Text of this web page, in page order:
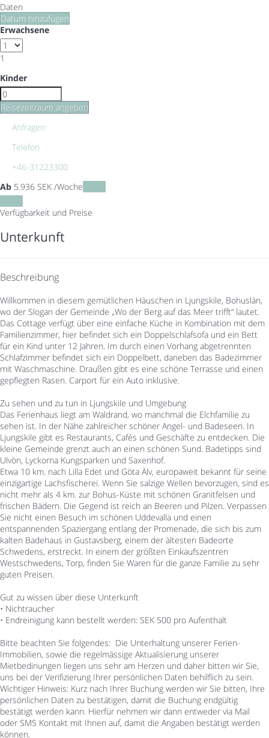
Daten
Datum hinzufügen
Erwachsene
1
Kinder
Reisezeitraum angeben
Anfragen
Telefon
+46-31223300
Ab 5.936 SEK /Woche
Verfügbarkeit und Preise
Unterkunft
Beschreibung
Willkommen in diesem gemütlichen Häuschen in Ljungskile, Bohuslän,
wo der Slogan der Gemeinde „Wo der Berg auf das Meer trifft“ lautet.
Das Cottage verfügt über eine einfache Küche in Kombination mit dem
Familienzimmer, hier befindet sich ein Doppelschlafsofa und ein Bett
für ein Kind unter 12 Jahren. Im durch einen Vorhang abgetrennten
Schlafzimmer befindet sich ein Doppelbett, daneben das Badezimmer
mit Waschmaschine. Draußen gibt es eine schöne Terrasse und einen
gepflegten Rasen. Carport für ein Auto inklusive.
Zu sehen und zu tun in Ljungskile und Umgebung
Das Ferienhaus liegt am Waldrand, wo manchmal die Elchfamilie zu
sehen ist. In der Nähe zahlreicher schöner Angel- und Badeseen. In
Ljungskile gibt es Restaurants, Cafés und Geschäfte zu entdecken. Die
kleine Gemeinde grenzt auch an einen schönen Sund. Badetipps sind
Ulvön, Lyckorna Kungsparken und Saxenhof.
Etwa 10 km. nach Lilla Edet und Göta Älv, europaweit bekannt für seine
einzigartige Lachsfischerei. Wenn Sie salzige Wellen bevorzugen, sind es
nicht mehr als 4 km. zur Bohus-Küste mit schönen Granitfelsen und
frischen Bädern. Die Gegend ist reich an Beeren und Pilzen. Verpassen
Sie nicht einen Besuch im schönen Uddevalla und einen
entspannenden Spaziergang entlang der Promenade, die sich bis zum
kalten Badehaus in Gustavsberg, einem der ältesten Badeorte
Schwedens, erstreckt. In einem der größten Einkaufszentren
Westschwedens, Torp, finden Sie Waren für die ganze Familie zu sehr
guten Preisen.
Gut zu wissen über diese Unterkunft
• Nichtraucher
• Endreinigung kann bestellt werden: SEK 500 pro Aufenthalt
Bitte beachten Sie folgendes: Die Unterhaltung unserer Ferien-
Immobilien, sowie die regelmässige Aktualisierung unserer
Mietbedinungen liegen uns sehr am Herzen und daher bitten wir Sie,
uns bei der Verifizierung Ihrer persönlichen Daten behilflich zu sein.
Wichtiger Hinweis: Kurz nach Ihrer Buchung werden wir Sie bitten, Ihre
persönlichen Daten zu bestätigen, damit die Buchung endgültig
bestätigt werden kann. Hierfür nehmen wir dann entweder via Mail
oder SMS Kontakt mit Ihnen auf, damit die Angaben bestätigt werden
können.